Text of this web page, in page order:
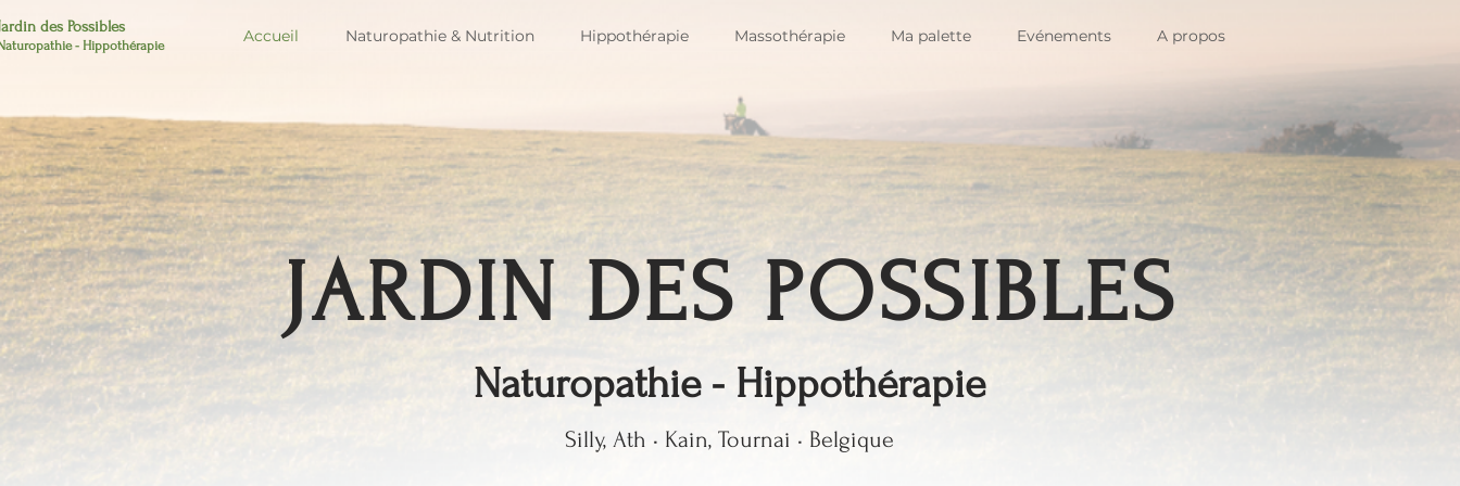
des Possibles
- Hippothérapie Accueil Naturopathie & Nutrition Hippothérapie Massothérapie Ma palette Evénements A propos
JARDIN DES POSSIBLES
Naturopathie - Hippothérapie
Silly, Ath • Kain, Tournai • Belgique